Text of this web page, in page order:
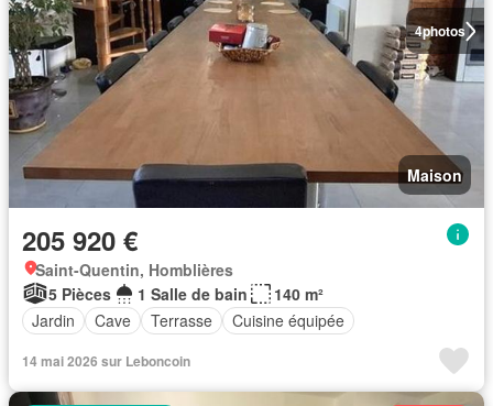
4photos
Maison
205 920 €
Saint-Quentin, Homblières
5 Pièces
1 Salle de bain
140 m²
Jardin
Cave Terrasse Cuisine équipée
14 mai 2026 sur Leboncoin